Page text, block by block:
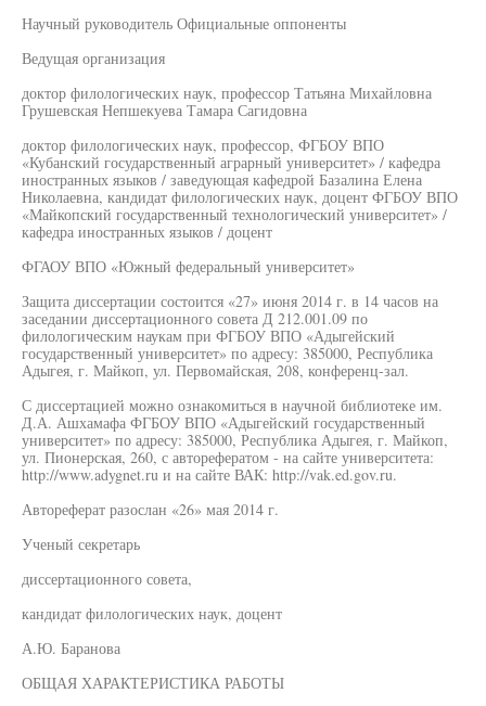
Научный руководитель Официальные оппоненты
Ведущая организация
доктор филологических наук, профессор Татьяна Михайловна
Грушевская Непшекуева Тамара Сагидовна
доктор филологических наук, профессор, ФГБОУ ВПО
«Кубанский государственный аграрный университет» / кафедра
иностранных языков / заведующая кафедрой Базалина Елена
Николаевна, кандидат филологических наук, доцент ФГБОУ ВПО
«Майкопский государственный технологический университет» /
кафедра иностранных языков / доцент
ФГАОУ ВПО «Южный федеральный университет»
Защита диссертации состоится «27» июня 2014 г. в 14 часов на
заседании диссертационного совета Д 212.001.09 по
филологическим наукам при ФГБОУ ВПО «Адыгейский
государственный университет» по адресу: 385000, Республика
Адыгея, г. Майкоп, ул. Первомайская, 208, конференц-зал.
С диссертацией можно ознакомиться в научной библиотеке им.
Д.А. Ашхамафа ФГБОУ ВПО «Адыгейский государственный
университет» по адресу: 385000, Республика Адыгея, г. Майкоп,
ул. Пионерская, 260, с авторефератом - на сайте университета:
http://www.adygnet.ru и на сайте ВАК: http://vak.ed.gov.ru.
Автореферат разослан «26» мая 2014 г.
Ученый секретарь
диссертационного совета,
кандидат филологических наук, доцент
А.Ю. Баранова
ОБЩАЯ ХАРАКТЕРИСТИКА РАБОТЫ